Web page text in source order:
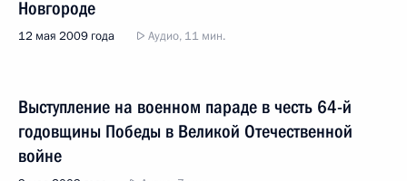
Новгороде
12 мая 2009 года Аудио, 11 мин.
Выступление на военном параде в честь 64-й
годовщины Победы в Великой Отечественной
войне